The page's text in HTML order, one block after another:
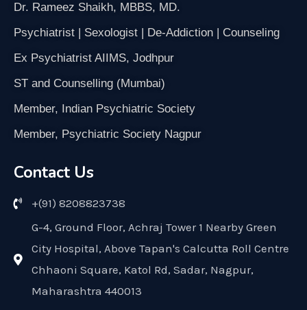
Dr. Rameez Shaikh, MBBS, MD.
Psychiatrist | Sexologist | De-Addiction | Counseling
Ex Psychiatrist AIIMS, Jodhpur
ST and Counselling (Mumbai)
Member, Indian Psychiatric Society
Member, Psychiatric Society Nagpur
Contact Us
+(91) 8208823738
G-4, Ground Floor, Achraj Tower 1 Nearby Green
City Hospital, Above Tapan's Calcutta Roll Centre
Chhaoni Square, Katol Rd, Sadar, Nagpur,
Maharashtra 440013